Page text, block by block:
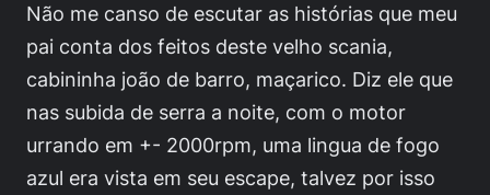
Não me canso de escutar as histórias que meu
pai conta dos feitos deste velho scania,
cabininha joão de barro, maçarico. Diz ele que
nas subida de serra a noite, com o motor
urrando em +- 2000rpm, uma lingua de fogo
azul era vista em seu escape, talvez por isso